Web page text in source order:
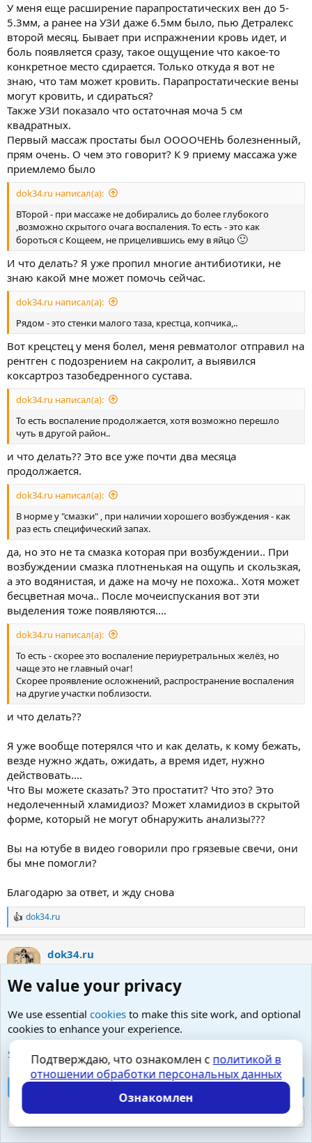
У меня еще расширение парапростатических вен до 5-
5.3мм, а ранее на УЗИ даже 6.5мм было, пью Детралекс
второй месяц. Бывает при испражнении кровь идет, и
боль появляется сразу, такое ощущение что какое-то
конкретное место сдирается. Только откуда я вот не
знаю, что там может кровить. Парапростатические вены
могут кровить, и сдираться?
Также УЗИ показало что остаточная моча 5 см
квадратных.
Первый массаж простаты был ООООЧЕНЬ болезненный,
прям очень. О чем это говорит? К 9 приему массажа уже
приемлемо было
dok34.ru написал(а):
ВТорой - при массаже не добирались до более глубокого
,возможно скрытого очага воспаления. То есть - это как
бороться с Кощеем, не прицелившись ему в яйцо 🙂
И что делать? Я уже пропил многие антибиотики, не
знаю какой мне может помочь сейчас.
dok34.ru написал(а):
Рядом - это стенки малого таза, крестца, копчика,..
Вот крецстец у меня болел, меня ревматолог отправил на
рентген с подозрением на сакролит, а выявился
коксартроз тазобедренного сустава.
dok34.ru написал(а):
То есть воспаление продолжается, хотя возможно перешло
чуть в другой район..
и что делать?? Это все уже почти два месяца
продолжается.
dok34.ru написал(а):
В норме у "смазки" , при наличии хорошего возбуждения - как
раз есть специфический запах.
да, но это не та смазка которая при возбуждении.. При
возбуждении смазка плотненькая на ощупь и скользкая,
а это водянистая, и даже на мочу не похожа.. Хотя может
бесцветная моча.. После мочеиспускания вот эти
выделения тоже появляются....
dok34.ru написал(а):
То есть - скорее это воспаление периуретральных желёз, но
чаще это не главный очаг!
Скорее проявление осложнений, распространение воспаления
на другие участки поблизости.
и что делать??
Я уже вообще потерялся что и как делать, к кому бежать,
везде нужно ждать, ожидать, а время идет, нужно
действовать....
Что Вы можете сказать? Это простатит? Что это? Это
недолеченный хламидиоз? Может хламидиоз в скрытой
форме, который не могут обнаружить анализы???
Вы на ютубе в видео говорили про грязевые свечи, они
бы мне помогли?
Благодарю за ответ, и жду снова
Р
е
к
ц
и
и
dok34.ru
dok34.ru
User642882 написал(а):
Офлоксацин я пил не от простатита, а от хламидий.
Ему всё равно, на кого действовать🙂
То есть - и туда и сюда работает.
User642882 написал(а):
We value your privacy
We use essential cookies to make this site work, and optional
cookies to enhance your experience.
See further information and configure your preferences
Reject optional cookies
Подтверждаю, что ознакомлен с политикой в
отношении обработки персональных данных
Ознакомлен